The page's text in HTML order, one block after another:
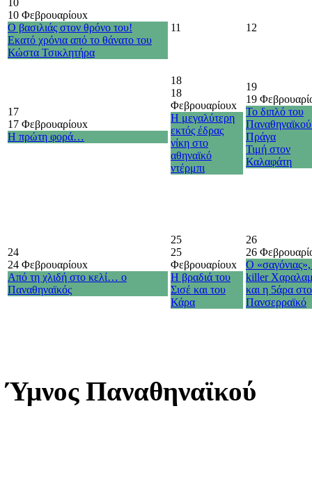
10 Φεβρουαρίουx
Ο βασιλιάς στον θρόνο του!
Εκατό χρόνια από το θάνατο του
Κώστα Τσικλητήρα
11 12
17
17 Φεβρουαρίουx
Η πρώτη φορά…
18
18
Φεβρουαρίουx
Η μεγαλύτερη
εκτός έδρας
νίκη στο
αθηναϊκό
ντέρμπι
19
19
Το διπλό του
Πράγα
Τιμή στον
Καλαφάτη
24
24 Φεβρουαρίουx
Από τη χλιδή στο κελί… ο
Παναθηναϊκός
25
25
Φεβρουαρίουx
Η βραδιά του
Σισέ και του
Κάρα
26
26
Ο
killer
και η 5άρα
Πανσερραϊκό
Ύμνος Παναθηναϊκού